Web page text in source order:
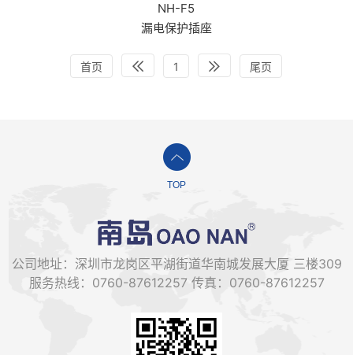
NH-F5
漏电保护插座
首页 1 尾页
TOP
公司地址：深圳市龙岗区平湖街道华南城发展大厦 三楼309
服务热线：0760-87612257 传真：0760-87612257